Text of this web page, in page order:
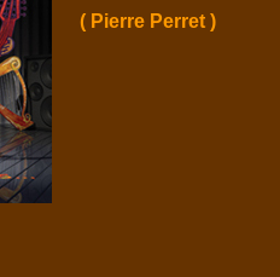
( Pierre Perret )